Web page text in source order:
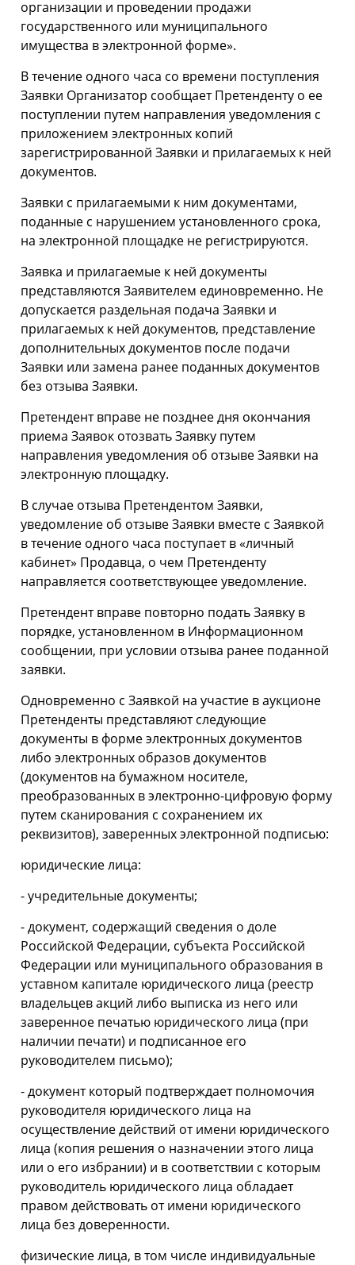
организации и проведении продажи
государственного или муниципального
имущества в электронной форме».
В течение одного часа со времени поступления
Заявки Организатор сообщает Претенденту о ее
поступлении путем направления уведомления с
приложением электронных копий
зарегистрированной Заявки и прилагаемых к ней
документов.
Заявки с прилагаемыми к ним документами,
поданные с нарушением установленного срока,
на электронной площадке не регистрируются.
Заявка и прилагаемые к ней документы
представляются Заявителем единовременно. Не
допускается раздельная подача Заявки и
прилагаемых к ней документов, представление
дополнительных документов после подачи
Заявки или замена ранее поданных документов
без отзыва Заявки.
Претендент вправе не позднее дня окончания
приема Заявок отозвать Заявку путем
направления уведомления об отзыве Заявки на
электронную площадку.
В случае отзыва Претендентом Заявки,
уведомление об отзыве Заявки вместе с Заявкой
в течение одного часа поступает в «личный
кабинет» Продавца, о чем Претенденту
направляется соответствующее уведомление.
Претендент вправе повторно подать Заявку в
порядке, установленном в Информационном
сообщении, при условии отзыва ранее поданной
заявки.
Одновременно с Заявкой на участие в аукционе
Претенденты представляют следующие
документы в форме электронных документов
либо электронных образов документов
(документов на бумажном носителе,
преобразованных в электронно-цифровую форму
путем сканирования с сохранением их
реквизитов), заверенных электронной подписью:
юридические лица:
- учредительные документы;
- документ, содержащий сведения о доле
Российской Федерации, субъекта Российской
Федерации или муниципального образования в
уставном капитале юридического лица (реестр
владельцев акций либо выписка из него или
заверенное печатью юридического лица (при
наличии печати) и подписанное его
руководителем письмо);
- документ который подтверждает полномочия
руководителя юридического лица на
осуществление действий от имени юридического
лица (копия решения о назначении этого лица
или о его избрании) и в соответствии с которым
руководитель юридического лица обладает
правом действовать от имени юридического
лица без доверенности.
физические лица, в том числе индивидуальные